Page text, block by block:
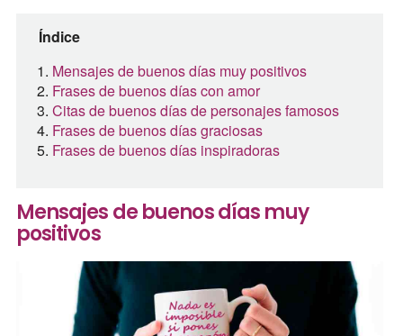
Índice
Mensajes de buenos días muy positivos
Frases de buenos días con amor
Citas de buenos días de personajes famosos
Frases de buenos días graciosas
Frases de buenos días inspiradoras
Mensajes de buenos días muy
positivos